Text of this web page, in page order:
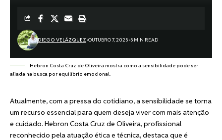
DIEGO VELÁZQUEZ OUTUBRO 7, 2025 5 MIN READ
Hebron Costa Cruz de Oliveira mostra como a sensibilidade pode ser
aliada na busca por equilíbrio emocional.
Atualmente, com a pressa do cotidiano, a sensibilidade se torna
um recurso essencial para quem deseja viver com mais atenção
e cuidado. Hebron Costa Cruz de Oliveira, profissional
reconhecido pela atuação ética e técnica, destaca que é